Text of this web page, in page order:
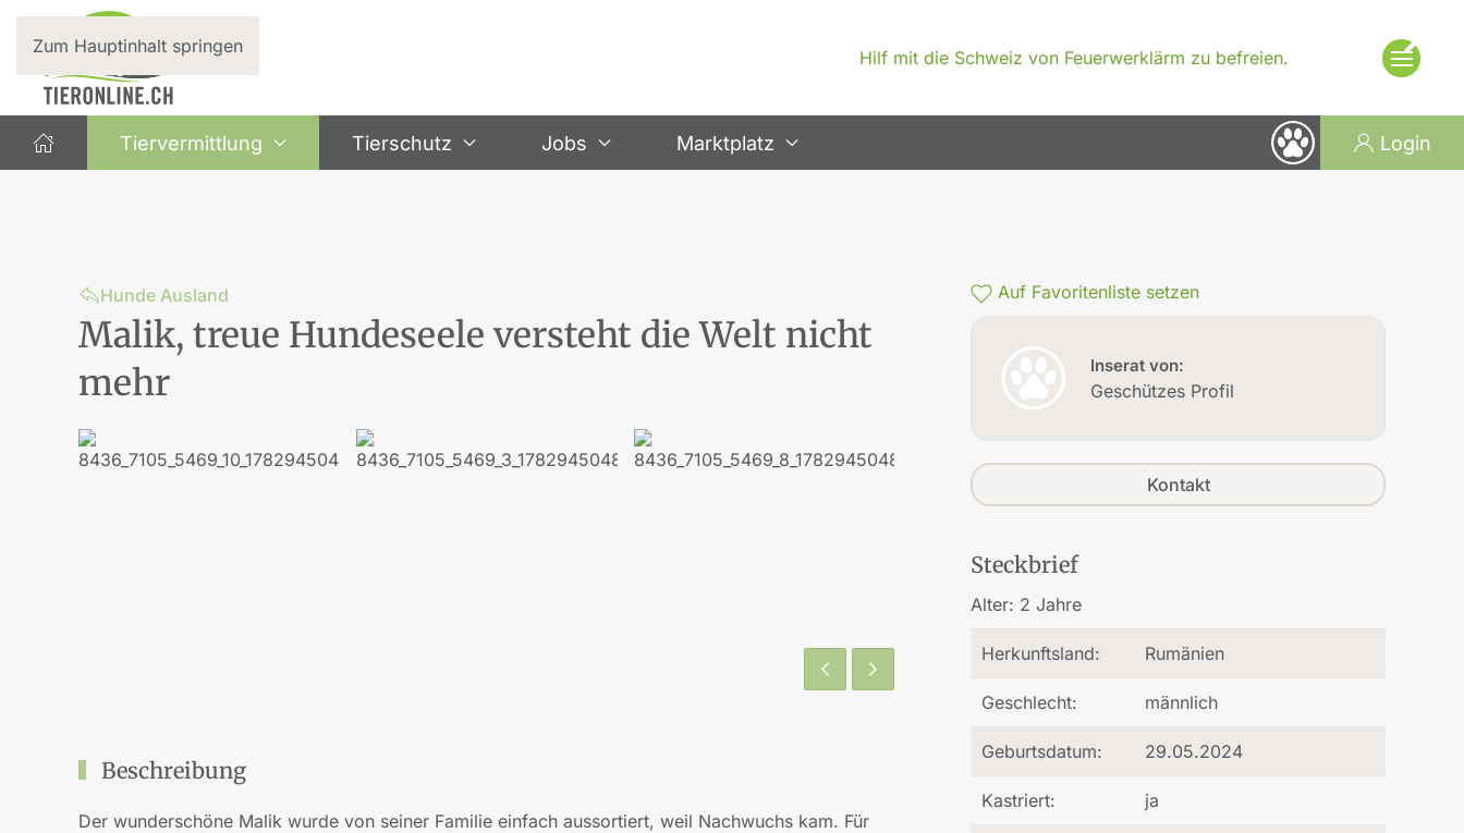
Zum Hauptinhalt springen
Hilf mit die Schweiz von Feuerwerklärm zu befreien.
Tiervermittlung Tierschutz Jobs Marktplatz Login
Hunde Ausland
Malik, treue Hundeseele versteht die Welt nicht
mehr
Beschreibung
Der wunderschöne Malik wurde von seiner Familie einfach aussortiert, weil Nachwuchs kam. Für
Auf Favoritenliste setzen
Inserat von:
Geschützes Profil
Kontakt
Steckbrief
Alter: 2 Jahre
Herkunftsland: Rumänien
Geschlecht: männlich
Geburtsdatum: 29.05.2024
Kastriert: ja
×